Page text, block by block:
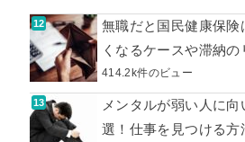
無職だと国民健康保険
くなるケースや滞納の
414.2k件のビュー
メンタルが弱い人に
選！仕事を見つける方